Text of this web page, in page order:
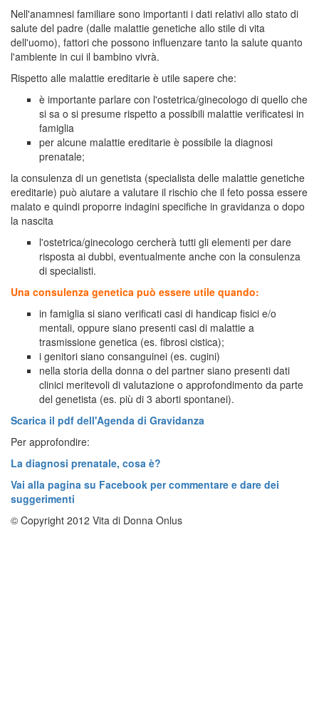
Nell'anamnesi familiare sono importanti i dati relativi allo stato di
salute del padre (dalle malattie genetiche allo stile di vita
dell'uomo), fattori che possono influenzare tanto la salute quanto
l'ambiente in cui il bambino vivrà.
Rispetto alle malattie ereditarie è utile sapere che:
è importante parlare con l'ostetrica/ginecologo di quello che
si sa o si presume rispetto a possibili malattie verificatesi in
famiglia
per alcune malattie ereditarie è possibile la diagnosi
prenatale;
la consulenza di un genetista (specialista delle malattie genetiche
ereditarie) può aiutare a valutare il rischio che il feto possa essere
malato e quindi proporre indagini specifiche in gravidanza o dopo
la nascita
l'ostetrica/ginecologo cercherà tutti gli elementi per dare
risposta ai dubbi, eventualmente anche con la consulenza
di specialisti.
Una consulenza genetica può essere utile quando:
in famiglia si siano verificati casi di handicap fisici e/o
mentali, oppure siano presenti casi di malattie a
trasmissione genetica (es. fibrosi cistica);
i genitori siano consanguinei (es. cugini)
nella storia della donna o del partner siano presenti dati
clinici meritevoli di valutazione o approfondimento da parte
del genetista (es. più di 3 aborti spontanei).
Scarica il pdf dell'Agenda di Gravidanza
Per approfondire:
La diagnosi prenatale, cosa è?
Vai alla pagina su Facebook per commentare e dare dei
suggerimenti
© Copyright 2012 Vita di Donna Onlus